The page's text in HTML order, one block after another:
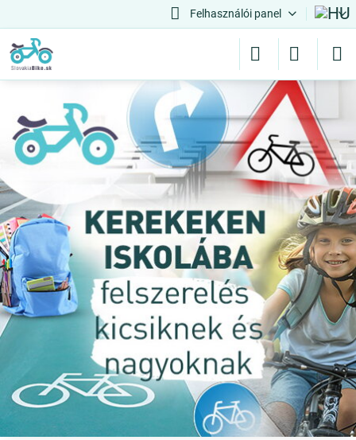
Felhasználói panel